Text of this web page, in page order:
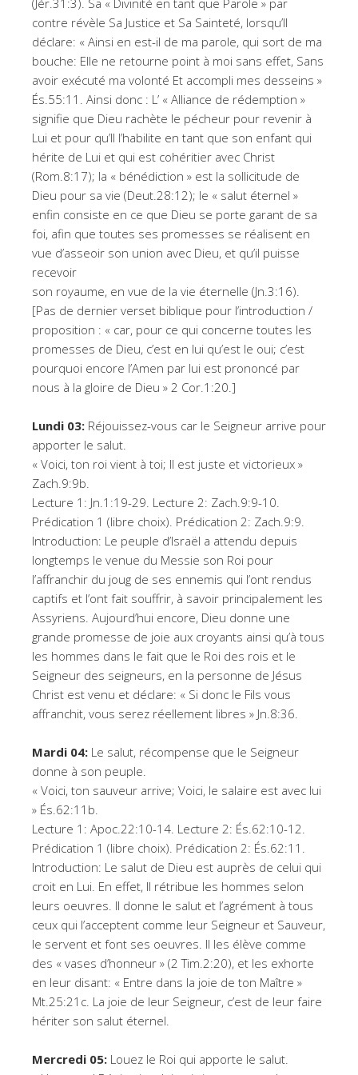
(Jér.31:3). Sa « Divinité en tant que Parole » par
contre révèle Sa Justice et Sa Sainteté, lorsqu’Il
déclare: « Ainsi en est-il de ma parole, qui sort de ma
bouche: Elle ne retourne point à moi sans effet, Sans
avoir exécuté ma volonté Et accompli mes desseins »
És.55:11. Ainsi donc : L’ « Alliance de rédemption »
signifie que Dieu rachète le pécheur pour revenir à
Lui et pour qu’Il l’habilite en tant que son enfant qui
hérite de Lui et qui est cohéritier avec Christ
(Rom.8:17); la « bénédiction » est la sollicitude de
Dieu pour sa vie (Deut.28:12); le « salut éternel »
enfin consiste en ce que Dieu se porte garant de sa
foi, afin que toutes ses promesses se réalisent en
vue d’asseoir son union avec Dieu, et qu’il puisse
recevoir
son royaume, en vue de la vie éternelle (Jn.3:16).
[Pas de dernier verset biblique pour l’introduction /
proposition : « car, pour ce qui concerne toutes les
promesses de Dieu, c’est en lui qu’est le oui; c’est
pourquoi encore l’Amen par lui est prononcé par
nous à la gloire de Dieu » 2 Cor.1:20.]
Lundi 03: Réjouissez-vous car le Seigneur arrive pour
apporter le salut.
« Voici, ton roi vient à toi; Il est juste et victorieux »
Zach.9:9b.
Lecture 1: Jn.1:19-29. Lecture 2: Zach.9:9-10.
Prédication 1 (libre choix). Prédication 2: Zach.9:9.
Introduction: Le peuple d’Israël a attendu depuis
longtemps le venue du Messie son Roi pour
l’affranchir du joug de ses ennemis qui l’ont rendus
captifs et l’ont fait souffrir, à savoir principalement les
Assyriens. Aujourd’hui encore, Dieu donne une
grande promesse de joie aux croyants ainsi qu’à tous
les hommes dans le fait que le Roi des rois et le
Seigneur des seigneurs, en la personne de Jésus
Christ est venu et déclare: « Si donc le Fils vous
affranchit, vous serez réellement libres » Jn.8:36.
Mardi 04: Le salut, récompense que le Seigneur
donne à son peuple.
« Voici, ton sauveur arrive; Voici, le salaire est avec lui
» És.62:11b.
Lecture 1: Apoc.22:10-14. Lecture 2: És.62:10-12.
Prédication 1 (libre choix). Prédication 2: És.62:11.
Introduction: Le salut de Dieu est auprès de celui qui
croit en Lui. En effet, Il rétribue les hommes selon
leurs oeuvres. Il donne le salut et l’agrément à tous
ceux qui l’acceptent comme leur Seigneur et Sauveur,
le servent et font ses oeuvres. Il les élève comme
des « vases d’honneur » (2 Tim.2:20), et les exhorte
en leur disant: « Entre dans la joie de ton Maître »
Mt.25:21c. La joie de leur Seigneur, c’est de leur faire
hériter son salut éternel.
Mercredi 05: Louez le Roi qui apporte le salut.